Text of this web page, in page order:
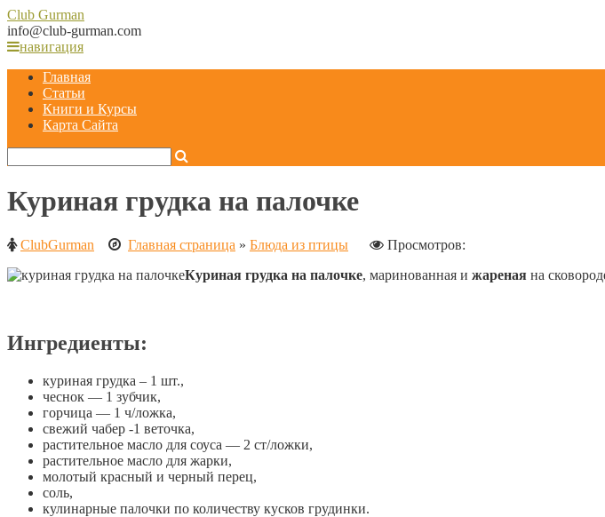
Club Gurman
info@club-gurman.com
навигация
Главная
Статьи
Книги и Курсы
Карта Сайта
Куриная грудка на палочке
ClubGurman Главная страница » Блюда из птицы
Просмотров:
Куриная грудка на палочке, маринованная и жареная на
Ингредиенты:
куриная грудка – 1 шт.,
чеснок — 1 зубчик,
горчица — 1 ч/ложка,
свежий чабeр -1 веточка,
растительное масло для соуса — 2 ст/ложки,
растительное масло для жарки,
молотый красный и черный перец,
соль,
кулинарные палочки по количеству кусков грудинки.